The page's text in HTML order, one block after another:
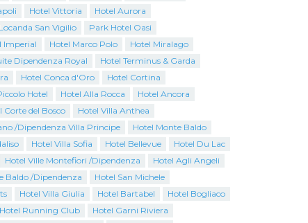
Hotel Vittoria
Hotel Aurora
San Vigilio
Park Hotel Oasi
Imperial Hotel Marco Polo
Hotel Miralago
Dipendenza Royal
Hotel Terminus & Garda
Hotel Conca d'Oro
Hotel Cortina
Hotel Hotel Alla Rocca
Hotel Ancora
Corte del Bosco
Hotel Villa Anthea
/Dipendenza Villa Principe
Hotel Monte Baldo
Hotel Villa Sofia Hotel Bellevue
Hotel Du Lac
Hotel Ville Montefiori /Dipendenza
Hotel Agli Angeli
Baldo /Dipendenza
Hotel San Michele
Hotel Villa Giulia Hotel Bartabel
Hotel Bogliaco
Hotel Running Club
Hotel Garni Riviera